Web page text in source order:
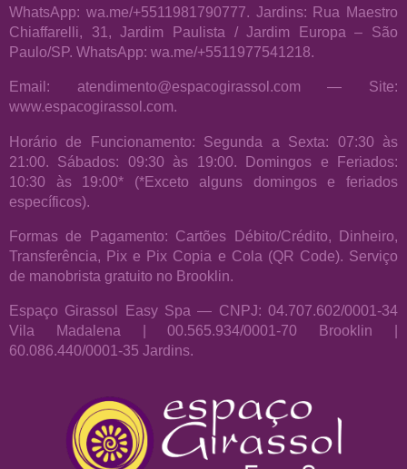
WhatsApp: wa.me/+5511981790777. Jardins: Rua Maestro
Chiaffarelli, 31, Jardim Paulista / Jardim Europa – São
Paulo/SP. WhatsApp: wa.me/+5511977541218.
Email: atendimento@espacogirassol.com — Site:
www.espacogirassol.com.
Horário de Funcionamento: Segunda a Sexta: 07:30 às
21:00. Sábados: 09:30 às 19:00. Domingos e Feriados:
10:30 às 19:00* (*Exceto alguns domingos e feriados
específicos).
Formas de Pagamento: Cartões Débito/Crédito, Dinheiro,
Transferência, Pix e Pix Copia e Cola (QR Code). Serviço
de manobrista gratuito no Brooklin.
Espaço Girassol Easy Spa — CNPJ: 04.707.602/0001-34
Vila Madalena | 00.565.934/0001-70 Brooklin |
60.086.440/0001-35 Jardins.